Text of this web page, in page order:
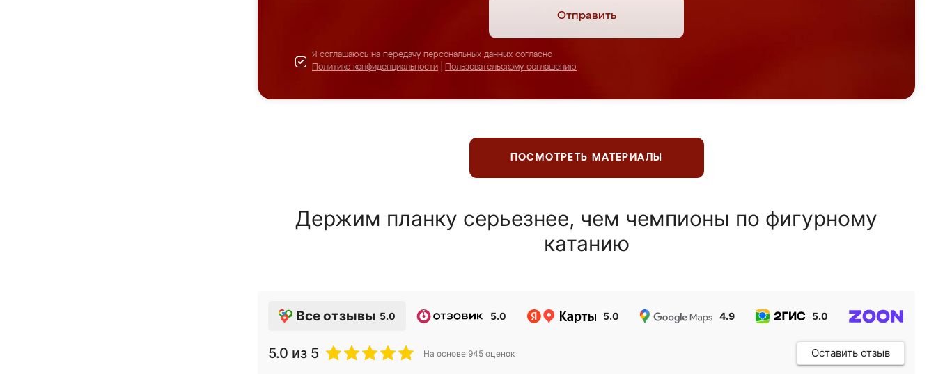
Отправить
Я соглашаюсь на передачу персональных данных согласно
Политике конфиденциальности
Пользовательскому соглашению
ПОСМОТРЕТЬ МАТЕРИАЛЫ
Держим планку серьезнее, чем чемпионы по фигурному
катанию
Все отзывы 5.0 5.0 5.0 4.9 5.0
5.0 из 5 На основе 945 оценок Оставить отзыв